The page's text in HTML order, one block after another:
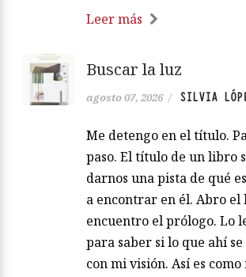
Leer más
Buscar la luz
agosto 07, 2026 / SILVIA
Me detengo en el título.
paso. El título de un libro
darnos una pista de qué
a encontrar en él. Abro
encuentro el prólogo. Lo
para saber si lo que ahí
con mi visión. Así es